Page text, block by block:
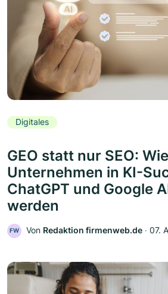
Digitales
GEO statt nur SEO: Wie
Unternehmen in KI-
ChatGPT und Google
werden
FW Von Redaktion firmenweb.de ‧ 07.